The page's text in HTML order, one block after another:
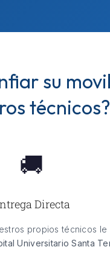
su
técnicos?
🚚
Directa
propios técnicos
Universitario Santa